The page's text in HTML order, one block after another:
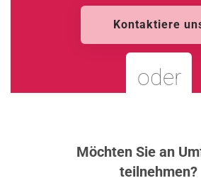
Kontaktiere
Möchten Sie an
teilnehmen?
oder